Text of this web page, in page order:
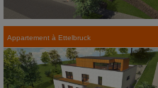
Appartement à Ettelbruck